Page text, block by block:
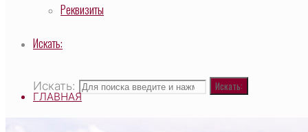
Реквизиты
Искать:
Искать: Искать:
ГЛАВНАЯ